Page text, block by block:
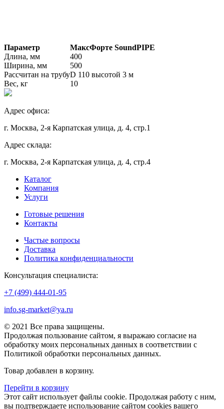
Параметр
МаксФорте SoundPIPE
Длина, мм
400
Ширина, мм
500
Рассчитан на трубуD 110 высотой 3 м
Вес, кг
10
Адрес офиса:
г. Москва, 2-я Карпатская улица, д. 4, стр.1
Адрес склада:
г. Москва, 2-я Карпатская улица, д. 4, стр.4
Каталог
Компания
Услуги
Готовые решения
Контакты
Частые вопросы
Доставка
Политика конфиденциальности
Консультация специалиста:
+7 (499) 444-01-95
info.sg-market@ya.ru
© 2021 Все права защищены.
Продолжая пользование сайтом, я выражаю согласие на
обработку моих персональных данных в соответствии с
Политикой обработки персональных данных.
Товар добавлен в корзину.
Перейти в корзину
Этот сайт использует файлы cookie. Продолжая работу с ним,
вы подтверждаете использование сайтом cookies вашего